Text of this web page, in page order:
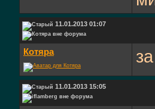
11.01.2013 01:07
Котяра
11.01.2013 15:05